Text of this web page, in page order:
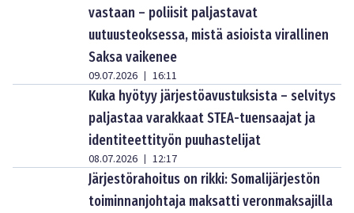
vastaan – poliisit paljastavat
uutuusteoksessa, mistä asioista virallinen
Saksa vaikenee
09.07.2026 | 16:11
Kuka hyötyy järjestöavustuksista – selvitys
paljastaa varakkaat STEA-tuensaajat ja
identiteettityön puuhastelijat
08.07.2026 | 12:17
Järjestörahoitus on rikki: Somalijärjestön
toiminnanjohtaja maksatti veronmaksajilla